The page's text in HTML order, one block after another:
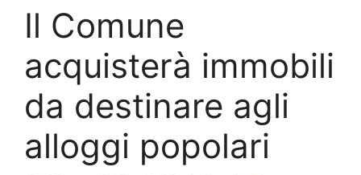
Il Comune
acquisterà immobili
da destinare agli
alloggi popolari